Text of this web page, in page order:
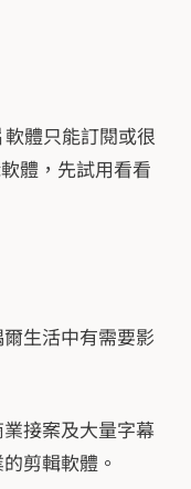
體只能訂閱或很
體，先試用看看
生活中有需要影
接案及大量字幕
剪輯軟體。